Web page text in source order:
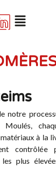
notre
Moulés,
à la
plus